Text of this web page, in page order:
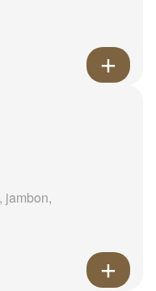
jambon,